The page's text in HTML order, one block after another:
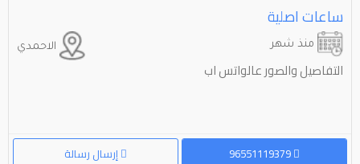
ساعات اصلية
الاحمدي منذ شهر
التفاصيل والصور عالواتس اب
إرسال رسالة